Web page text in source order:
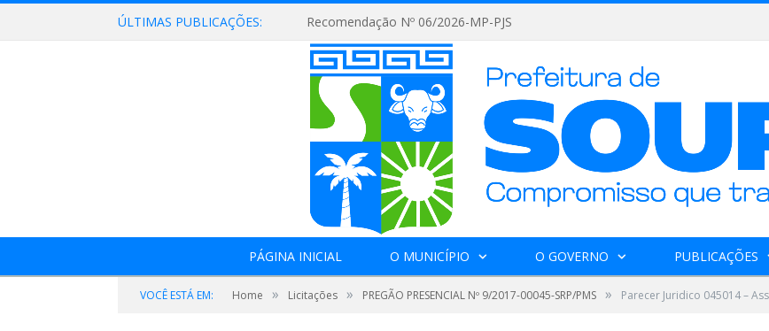
ÚLTIMAS PUBLICAÇÕES: Recomendação Nº 06/2026-MP-PJS
PÁGINA INICIAL O MUNICÍPIO O GOVERNO PUBLICAÇÕES
VOCÊ ESTÁ EM: Home » Licitações » PREGÃO PRESENCIAL Nº 9/2017-00045-SRP/PMS » Parecer Juridico 045014 –